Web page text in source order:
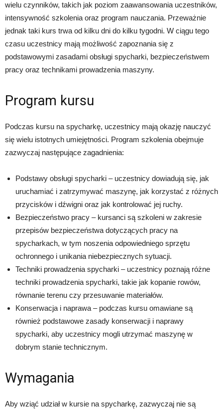
wielu czynników, takich jak poziom zaawansowania uczestników,
intensywność szkolenia oraz program nauczania. Przeważnie
jednak taki kurs trwa od kilku dni do kilku tygodni. W ciągu tego
czasu uczestnicy mają możliwość zapoznania się z
podstawowymi zasadami obsługi spycharki, bezpieczeństwem
pracy oraz technikami prowadzenia maszyny.
Program kursu
Podczas kursu na spycharkę, uczestnicy mają okazję nauczyć
się wielu istotnych umiejętności. Program szkolenia obejmuje
zazwyczaj następujące zagadnienia:
Podstawy obsługi spycharki – uczestnicy dowiadują się, jak
uruchamiać i zatrzymywać maszynę, jak korzystać z różnych
przycisków i dźwigni oraz jak kontrolować jej ruchy.
Bezpieczeństwo pracy – kursanci są szkoleni w zakresie
przepisów bezpieczeństwa dotyczących pracy na
spycharkach, w tym noszenia odpowiedniego sprzętu
ochronnego i unikania niebezpiecznych sytuacji.
Techniki prowadzenia spycharki – uczestnicy poznają różne
techniki prowadzenia spycharki, takie jak kopanie rowów,
równanie terenu czy przesuwanie materiałów.
Konserwacja i naprawa – podczas kursu omawiane są
również podstawowe zasady konserwacji i naprawy
spycharki, aby uczestnicy mogli utrzymać maszynę w
dobrym stanie technicznym.
Wymagania
Aby wziąć udział w kursie na spycharkę, zazwyczaj nie są